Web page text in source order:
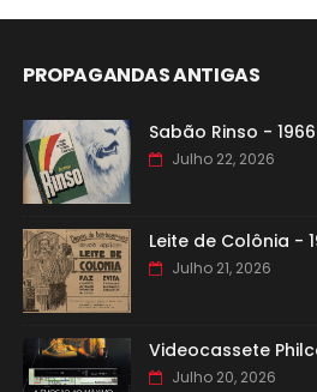
PROPAGANDAS ANTIGAS
Sabão Rinso - 1966
Julho 22, 2026
Leite de Colônia -
Julho 21, 2026
Videocassete
Julho 20, 2026